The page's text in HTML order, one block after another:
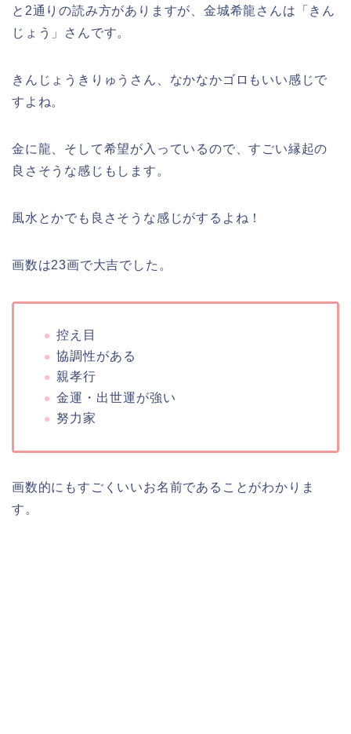
と2通りの読み方がありますが、金城希龍さんは「きん
じょう」さんです。
きんじょうきりゅうさん、なかなかゴロもいい感じで
すよね。
金に龍、そして希望が入っているので、すごい縁起の
良さそうな感じもします。
風水とかでも良さそうな感じがするよね！
画数は23画で大吉でした。
控え目
協調性がある
親孝行
金運・出世運が強い
努力家
画数的にもすごくいいお名前であることがわかりま
す。